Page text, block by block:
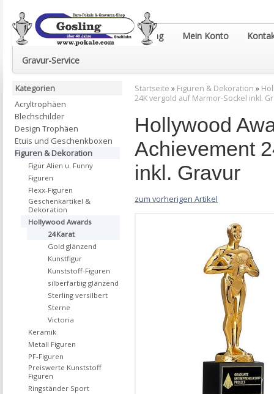
Euro-Pokale & Gravur-Shop Gosling Mein Konto
Gravur-Service
Startseite » Figuren & Dekoration »
24K vergold auf Marmor-Sockel inkl.
Hollywood
Achievement
inkl. Gravur
zum vorherigen Artikel
Kategorien
Acryltrophäen
Blechschilder
Design Trophäen
Etuis und Geschenkboxen
Figuren & Dekoration
Figur Alien u. Funny
Figuren
Flexx-Figuren
Geschenkartikel &
Dekoration
Hollywood Awards
24Karat
Gold glänzend
Kunstfigur
Kunststoff-Figuren
silberfarbig glänzend
Sterling versilbert
Sterne
Victoria
Keramik
Metall Figuren
PF-Figuren
Preiswerte Kunststoff
Figuren
Ringständer Sport